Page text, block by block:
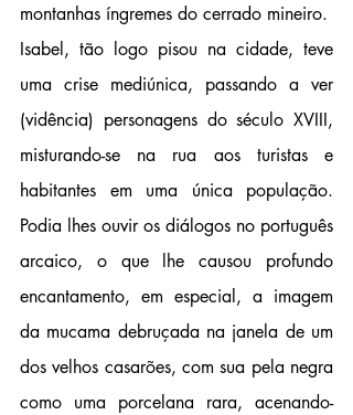
montanhas íngremes do cerrado mineiro.
Isabel, tão logo pisou na cidade, teve
uma crise mediúnica, passando a ver
(vidência) personagens do século XVIII,
misturando-se na rua aos turistas e
habitantes em uma única população.
Podia lhes ouvir os diálogos no português
arcaico, o que lhe causou profundo
encantamento, em especial, a imagem
da mucama debruçada na janela de um
dos velhos casarões, com sua pela negra
como uma porcelana rara, acenando-